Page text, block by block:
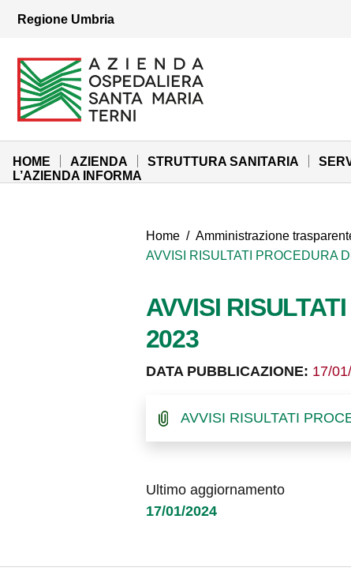
Vai al menu di navigazione
Regione Umbria
Azienda Ospedaliera Santa Maria di Terni
Sito Istituzionale
HOME AZIENDA STRUTTURA SANITARIA
L’AZIENDA INFORMA
Home / Amministrazione
AVVISI RISULTATI PROCEDURA
AVVISI
2023
DATA PUBBLICAZIONE: 17/
AVVISI RISULTATI
Ultimo aggiornamento
17/01/2024